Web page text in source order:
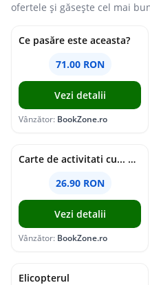
ofertele și găsește cel mai
Ce pasăre este aceasta?
71.00 RON
Vezi detalii
Vânzător: BookZone.ro
Carte de activitati cu... Balerine
26.90 RON
Vezi detalii
Vânzător: BookZone.ro
Elicopterul